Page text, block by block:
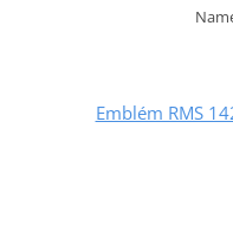
Emblém RMS